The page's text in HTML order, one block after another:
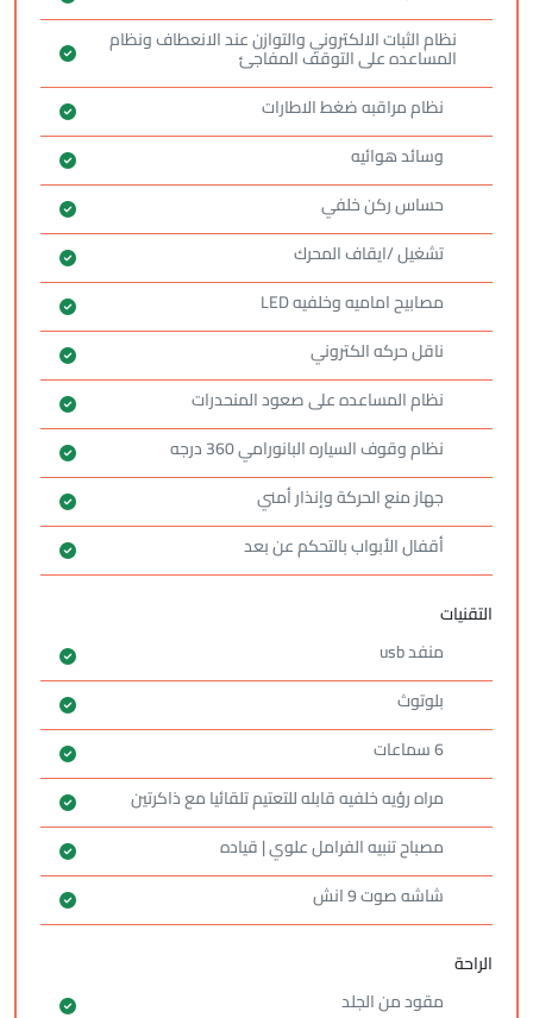
نظام الثبات الالكتروني والتوازن عند الانعطاف ونظام
المساعده على التوقف المفاجئ
نظام مراقبه ضغط الاطارات
وسائد هوائيه
حساس ركن خلفي
تشغيل /ايقاف المحرك
مصابيح اماميه وخلفيه LED
ناقل حركه الكتروني
نظام المساعده على صعود المنحدرات
نظام وقوف السياره البانورامي 360 درجه
جهاز منع الحركة وإنذار أمني
أقفال الأبواب بالتحكم عن بعد
التقنيات
منفد usb
بلوتوث
مراه رؤيه خلفيه قابله للتعتيم تلقائيا مع ذاكرتين
مصباح تنبيه الفرامل علوي | قياده
شاشه صوت 9 انش
الراحة
مقود من الجلد